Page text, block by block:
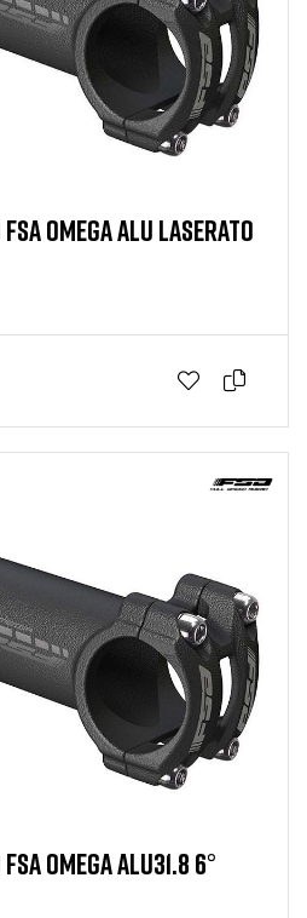
OMEGA ALU LASERATO
OMEGA ALU31.8 6°